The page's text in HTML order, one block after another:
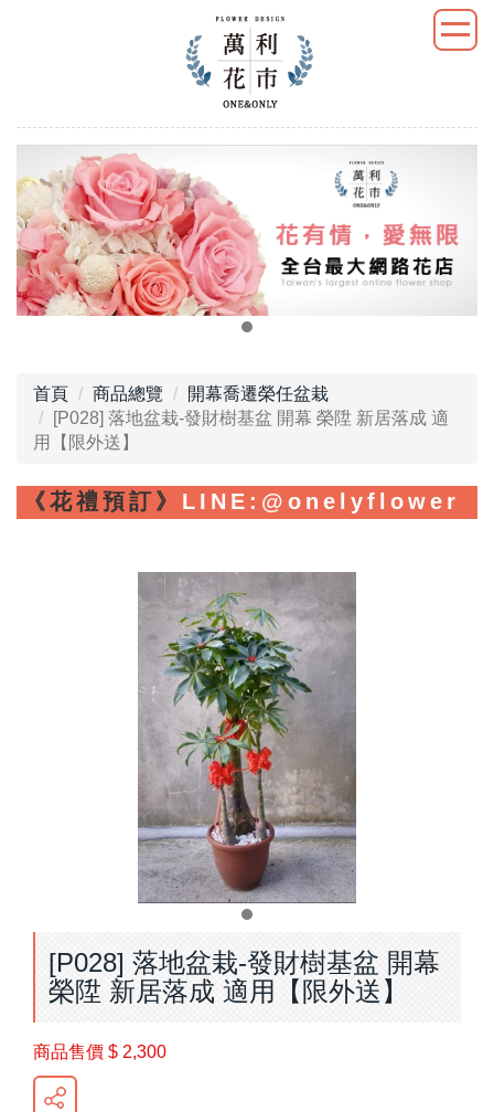
首頁 商品總覽
開幕喬遷榮任盆栽
[P028] 落地盆栽-發財樹基盆 開幕 榮陞 新居落成 適
用【限外送】
《花禮預訂》 LINE :@onelyflower
[P028] 落地盆栽-發財樹基盆 開幕
榮陞 新居落成 適用【限外送】
商品售價 $ 2,300